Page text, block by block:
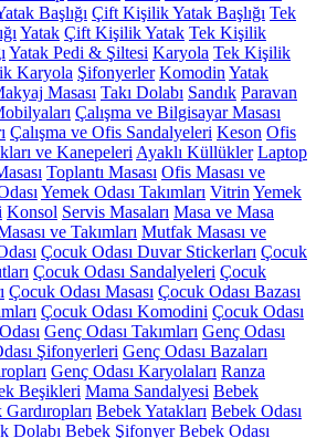
Başlığı Çift Kişilik Yatak Başlığı Tek
Yatak Çift Kişilik Yatak Tek Kişilik
Yatak Pedi & Şiltesi Karyola Tek Kişilik
Karyola Şifonyerler Komodin Yatak
Masası Takı Dolabı Sandık Paravan
Çalışma ve Bilgisayar Masası
Çalışma ve Ofis Sandalyeleri Keson Ofis
ve Kanepeleri Ayaklı Küllükler Laptop
Toplantı Masası Ofis Masası ve
Yemek Odası Takımları Vitrin Yemek
Konsol Servis Masaları Masa ve Masa
ve Takımları Mutfak Masası ve
Çocuk Odası Duvar Stickerları Çocuk
Çocuk Odası Sandalyeleri Çocuk
Çocuk Odası Masası Çocuk Odası Bazası
Çocuk Odası Komodini Çocuk Odası
Genç Odası Takımları Genç Odası
Şifonyerleri Genç Odası Bazaları
Genç Odası Karyolaları Ranza
Beşikleri Mama Sandalyesi Bebek
Bebek Yatakları Bebek Odası
Dolabı Bebek Şifonyer Bebek Odası